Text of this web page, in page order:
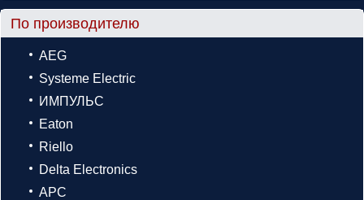
По производителю
AEG
Systeme Electric
ИМПУЛЬС
Eaton
Riello
Delta Electronics
APC